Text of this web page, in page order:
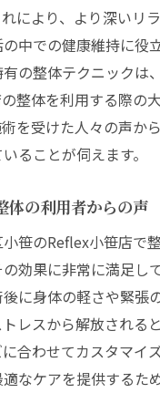
を通じて得る健康的
により、より深いリ
中での健康維持に役
の整体テクニックは
整体を利用する際の
を受けた人々の声か
ることが伺えます。
体の利用者からの声
笹のReflex小笹店で
効果に非常に満足し
に身体の軽さや緊張
レスから解放される
合わせてカスタマイ
なケアを提供するた